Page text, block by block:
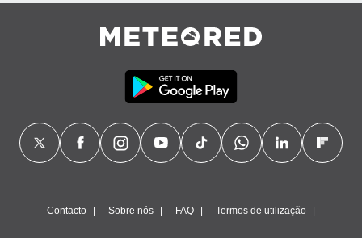
Contacto Sobre nós FAQ Termos de utilização